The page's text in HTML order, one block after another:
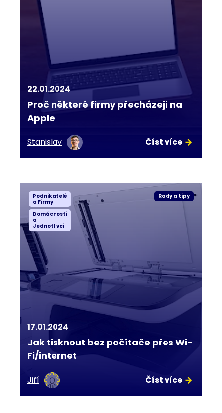
22.01.2024
Proč některé firmy přecházejí na
Apple
Stanislav Číst více
Podnikatelé
a Firmy
Domácnosti
a
Jednotlivci
Rady a tipy
17.01.2024
Jak tisknout bez počítače přes Wi-
Fi/internet
Jiří Číst více